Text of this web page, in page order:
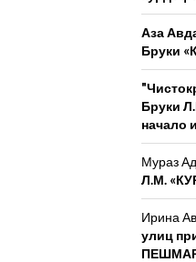
Аза
Бруки
Бруки
начало
Мураз
Л.М.
Ирина
улиц